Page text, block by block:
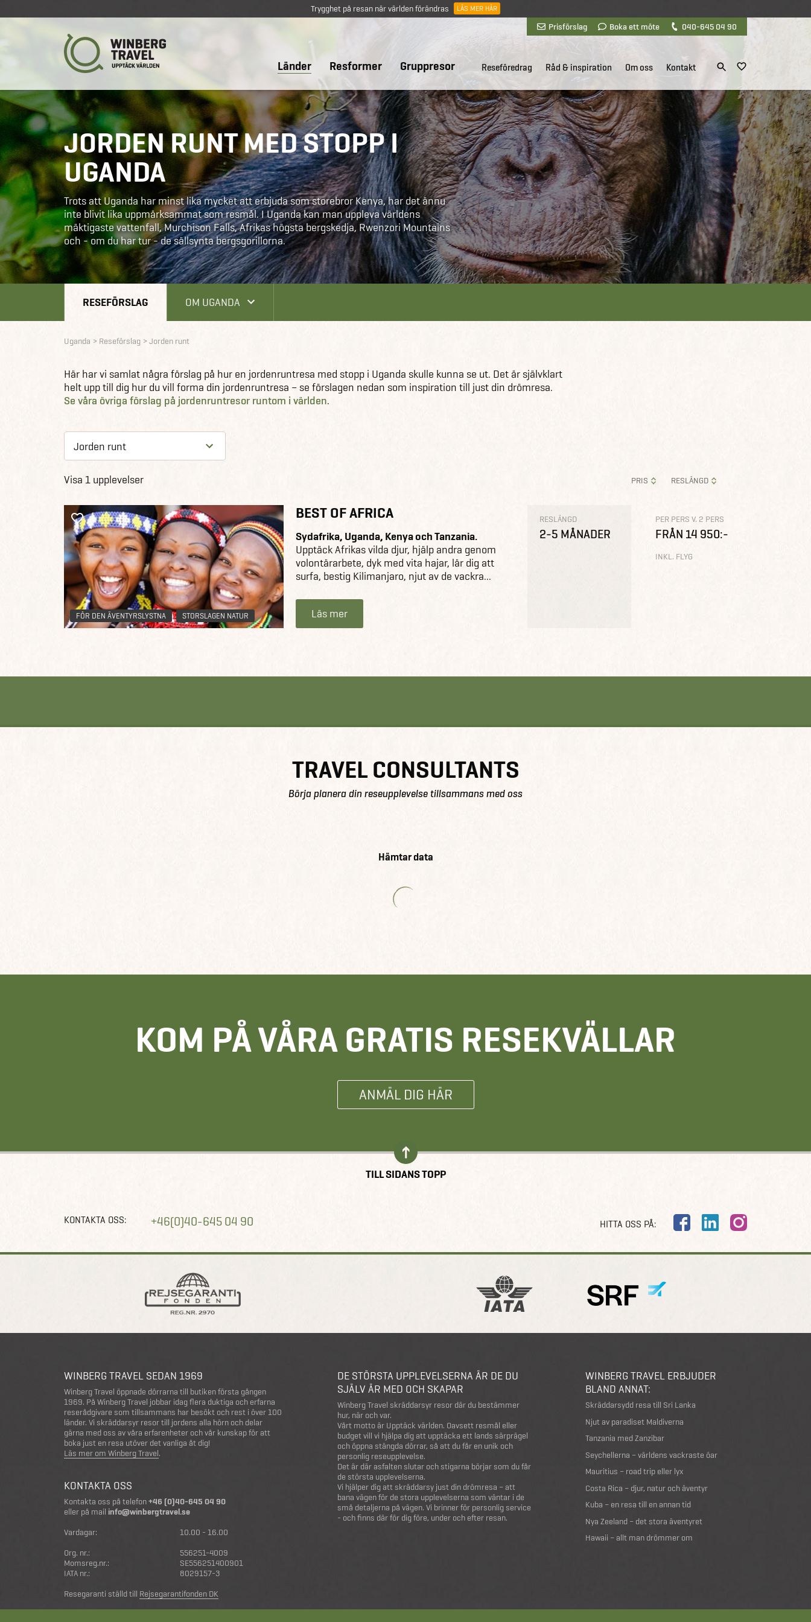
Trygghet på resan när världen förändras LÄS MER HÄR
Prisförslag Boka ett möte 040-645 04 90
Länder Resformer Gruppresor Reseföredrag Råd & inspiration Om oss Kontakt
JORDEN RUNT MED STOPP I
UGANDA
Trots att Uganda har minst lika mycket att erbjuda som storebror Kenya, har det ännu
inte blivit lika uppmärksammat som resmål. I Uganda kan man uppleva världens
mäktigaste vattenfall, Murchison Falls, Afrikas högsta bergskedja, Rwenzori Mountains
och - om du har tur - de sällsynta bergsgorillorna.
RESEFÖRSLAG OM UGANDA
Uganda Reseförslag Jorden runt
Här har vi samlat några förslag på hur en jordenruntresa med stopp i Uganda skulle kunna se ut. Det är självklart
helt upp till dig hur du vill forma din jordenruntresa – se förslagen nedan som inspiration till just din drömresa.
Se våra övriga förslag på jordenruntresor runtom i världen.
PRIS RESLÄNGD
Visa 1 upplevelser
FÖR DEN ÄVENTYRSLYSTNA STORSLAGEN NATUR
BEST OF AFRICA
Sydafrika, Uganda, Kenya och Tanzania.
Upptäck Afrikas vilda djur, hjälp andra genom
volontärarbete, dyk med vita hajar, lär dig att
surfa, bestig Kilimanjaro, njut av de vackra...
Läs mer
RESLÄNGD
2-5 MÅNADER
PER PERS V. 2 PERS
FRÅN 14 950:-
INKL. FLYG
TRAVEL CONSULTANTS
Börja planera din reseupplevelse tillsammans med oss
Hämtar data
KOM PÅ VÅRA GRATIS RESEKVÄLLAR
ANMÄL DIG HÄR
TILL SIDANS TOPP
KONTAKTA OSS: +46(0)40-645 04 90 HITTA OSS PÅ:
WINBERG TRAVEL SEDAN 1969
Winberg Travel öppnade dörrarna till butiken första gången
1969. På Winberg Travel jobbar idag flera duktiga och erfarna
reserådgivare som tillsammans har besökt och rest i över 100
länder. Vi skräddarsyr resor till jordens alla hörn och delar
gärna med oss av våra erfarenheter och vår kunskap för att
boka just en resa utöver det vanliga åt dig!
Läs mer om Winberg Travel.
KONTAKTA OSS
Kontakta oss på telefon+46 (0)40-645 04 90
eller på mail info@winbergtravel.se
Vardagar:
10.00 - 16.00
Org. nr.:
556251-4009
Momsreg.nr.:
SE556251400901
IATA nr.:
8029157-3
Resegaranti ställd till Rejsegarantifonden DK
DE STÖRSTA UPPLEVELSERNA ÄR DE DU
SJÄLV ÄR MED OCH SKAPAR
Winberg Travel skräddarsyr resor där du bestämmer
hur, när och var.
Vårt motto är Upptäck världen. Oavsett resmål eller
budget vill vi hjälpa dig att upptäcka ett lands särprägel
och öppna stängda dörrar, så att du får en unik och
personlig reseupplevelse.
Det är där asfalten slutar och stigarna börjar som du får
de största upplevelserna.
Vi hjälper dig att skräddarsy just din drömresa – att
bana vägen för de stora upplevelserna som väntar i de
små detaljerna på vägen. Vi brinner för personlig service
- och finns där för dig före, under och efter resan.
WINBERG TRAVEL ERBJUDER
BLAND ANNAT:
Skräddarsydd resa till Sri Lanka
Njut av paradiset Maldiverna
Tanzania med Zanzibar
Seychellerna – världens vackraste öar
Mauritius – road trip eller lyx
Costa Rica – djur, natur och äventyr
Kuba – en resa till en annan tid
Nya Zeeland – det stora äventyret
Hawaii – allt man drömmer om